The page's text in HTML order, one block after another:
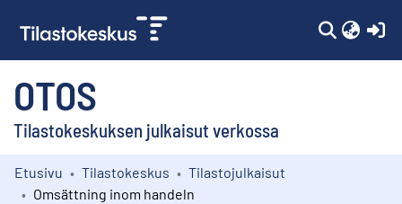
OTOS
Tilastokeskuksen julkaisut verkossa
Kokoelmat
Etusivu Tilastokeskus
Tilastojulkaisut
Omsättning inom handeln